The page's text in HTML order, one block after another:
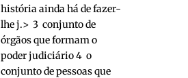
história ainda há de fazer-
lhe j.> 3 conjunto de
órgãos que formam o
poder judiciário 4 o
conjunto de pessoas que